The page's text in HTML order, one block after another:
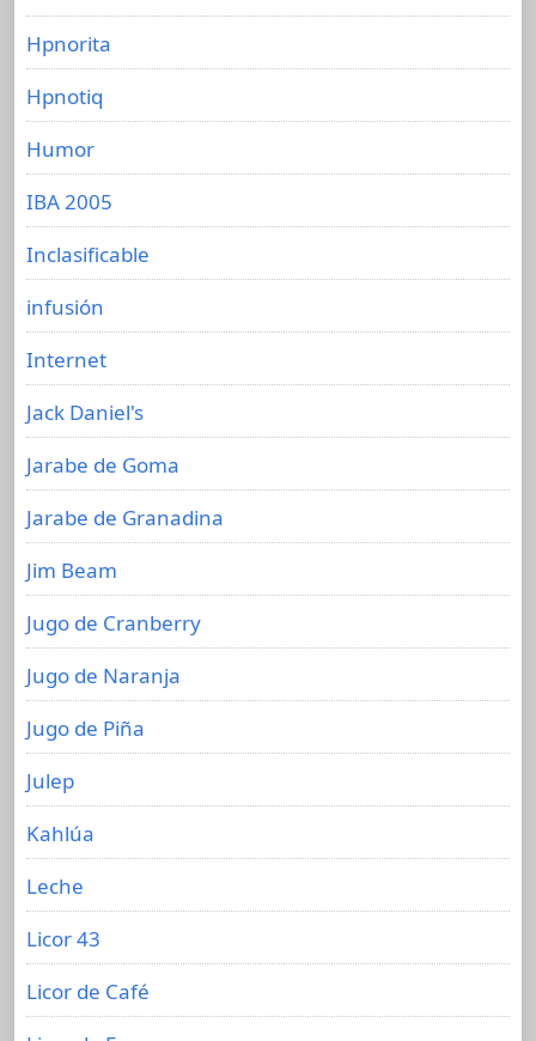
Hpnorita
Hpnotiq
Humor
IBA 2005
Inclasificable
infusión
Internet
Jack Daniel's
Jarabe de Goma
Jarabe de Granadina
Jim Beam
Jugo de Cranberry
Jugo de Naranja
Jugo de Piña
Julep
Kahlúa
Leche
Licor 43
Licor de Café